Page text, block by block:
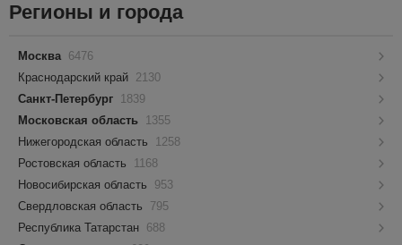
Регионы и города
Москва 6476
Краснодарский край 2130
Санкт-Петербург 1839
Московская область 1355
Нижегородская область
1258
Ростовская область
1168
Новосибирская область
953
Свердловская область
795
Республика Татарстан 688